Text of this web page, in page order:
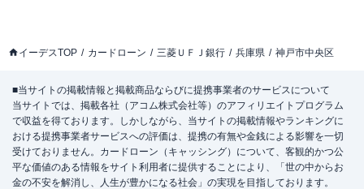
イーデスTOP カードローン 三菱ＵＦＪ銀行 兵庫県 神戸市中央区
■当サイトの掲載情報と掲載商品ならびに提携事業者のサービスについて
当サイトでは、掲載各社（アコム株式会社等）のアフィリエイトプログラム
で収益を得ております。しかしながら、当サイトの掲載情報やランキングに
おける提携事業者サービスへの評価は、提携の有無や金銭による影響を一切
受けておりません。カードローン（キャッシング）について、客観的かつ公
平な価値のある情報をサイト利用者に提供することにより、「世の中からお
金の不安を解消し、人生が豊かになる社会」の実現を目指しております。